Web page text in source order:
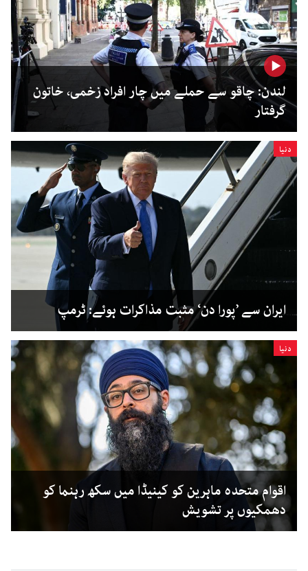
لندن: چاقو سے حملے میں چار افراد زخمی، خاتون
گرفتار
دنیا
ایران سے ’پورا دن‘ مثبت مذاکرات ہوئے: ٹرمپ
دنیا
اقوام متحدہ ماہرین کو کینیڈا میں سکھ رہنما کو
دھمکیوں پر تشویش